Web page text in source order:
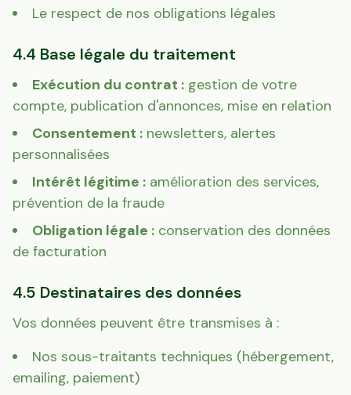
Le respect de nos obligations légales
4.4 Base légale du traitement
Exécution du contrat : gestion de votre
compte, publication d'annonces, mise en relation
Consentement : newsletters, alertes
personnalisées
Intérêt légitime : amélioration des services,
prévention de la fraude
Obligation légale : conservation des données
de facturation
4.5 Destinataires des données
Vos données peuvent être transmises à :
Nos sous-traitants techniques (hébergement,
emailing, paiement)